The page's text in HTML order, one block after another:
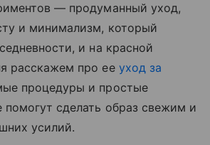
— продуманный уход,
и минимализм, который
и на красной
расскажем про ее уход за
процедуры и простые
сделать образ свежим и
усилий.